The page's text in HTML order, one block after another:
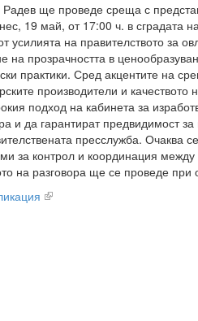
ще проведе среща с
19 май, от 17:00 ч. в сградата
усилията на правителството за
на прозрачността в
практики. Сред акцентите на
производители и качеството
подход на кабинета за
и да гарантират предвидимост за
пресслужба. Очаква
за контрол и координация между
на разговора ще се проведе при